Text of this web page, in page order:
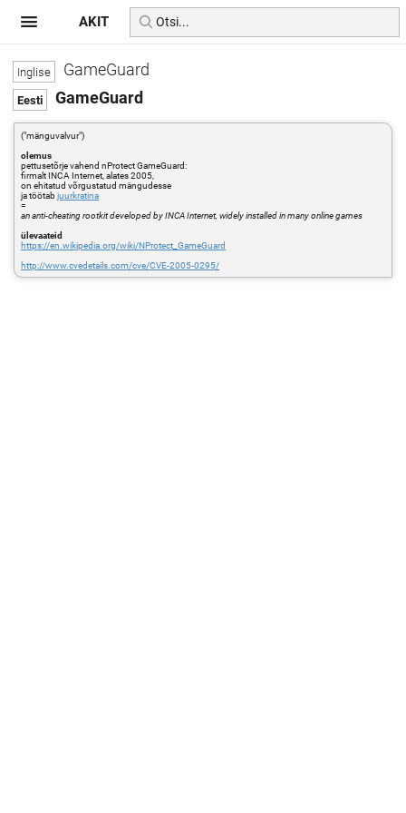
GameGuard
GameGuard
("mänguvalvur")
olemus
pettusetõrje vahend nProtect GameGuard:
firmalt INCA Internet, alates 2005,
on ehitatud võrgustatud mängudesse
ja töötabjuurkratina
=
an anti-cheating rootkit developed by INCA Internet, widely installed in many online games
ülevaateid
https://en.wikipedia.org/wiki/NProtect_GameGuard
http://www.cvedetails.com/cve/CVE-2005-0295/
AKIT